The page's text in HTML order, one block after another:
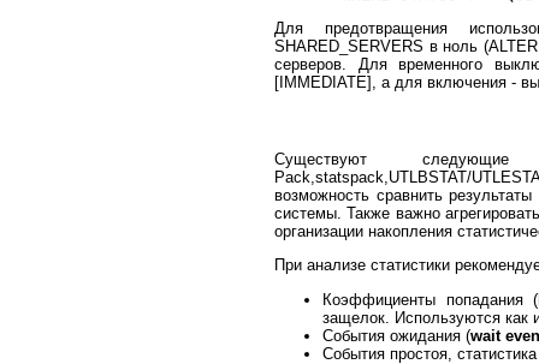
Для предотвращения
SHARED_SERVERS в ноль
серверов. Для временного
[IMMEDIATE], а для включения -
Существуют
Pack,statspack,UTLBSTAT/
возможность сравнить
системы. Также важно
организации накопления
При анализе статистики
Коэффициенты попадания (
защелок. Используются как
События ожидания (wait
События простоя,